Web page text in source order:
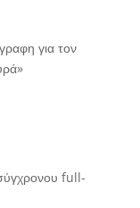
για τον
full-